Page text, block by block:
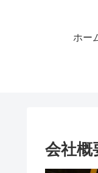
ホー
会社